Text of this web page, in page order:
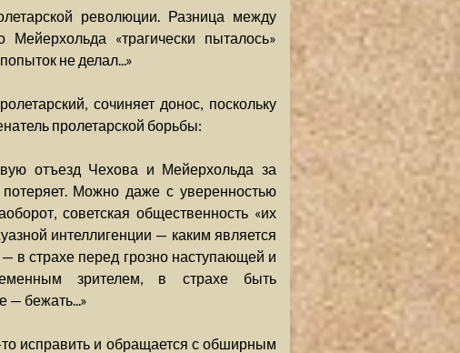
революции. Разница между
«трагически пыталось»
не делал...»
сочиняет донос, поскольку
пролетарской борьбы:
отъезд Чехова и Мейерхольда за
потеряет. Можно даже с уверенностью
советская общественность «их
интеллигенции — каким является
в страхе перед грозно наступающей и
зрителем, в страхе быть
— бежать...»
исправить и обращается с обширным